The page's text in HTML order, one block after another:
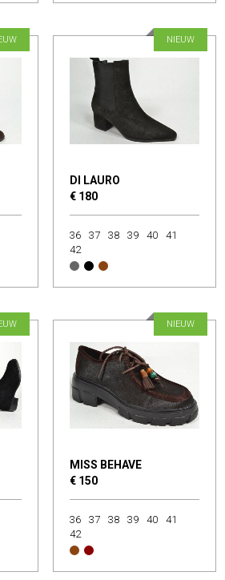
DI LAURO
€ 180
NIEUW
36 37 38 39 40
41
42
MISS BEHAVE
€ 150
NIEUW
36 37 38 39 40
41
42